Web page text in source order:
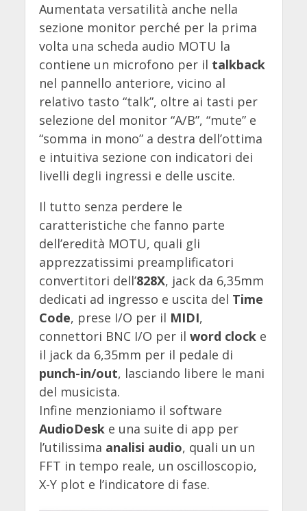
Aumentata versatilità anche nella
sezione monitor perché per la prima
volta una scheda audio MOTU la
contiene un microfono per il talkback
nel pannello anteriore, vicino al
relativo tasto “talk”, oltre ai tasti per
selezione del monitor “A/B”, “mute” e
“somma in mono” a destra dell’ottima
e intuitiva sezione con indicatori dei
livelli degli ingressi e delle uscite.
Il tutto senza perdere le
caratteristiche che fanno parte
dell’eredità MOTU, quali gli
apprezzatissimi preamplificatori
convertitori dell’828X, jack da 6,35mm
dedicati ad ingresso e uscita del Time
Code, prese I/O per il MIDI,
connettori BNC I/O per il word clocke
il jack da 6,35mm per il pedale di
punch-in/out, lasciando libere le mani
del musicista.
Infine menzioniamo il software
AudioDeske una suite di app per
l’utilissima analisi audio, quali un un
FFT in tempo reale, un oscilloscopio,
X-Y plot e l’indicatore di fase.